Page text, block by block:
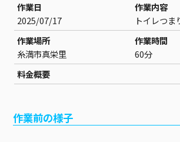
作業日
2025/07/17
作業内容
トイレつま
作業場所
糸満市真栄里
作業時間
60分
料金概要
作業前の様子